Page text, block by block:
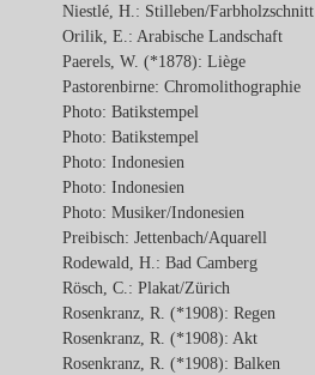
Niestlé, H.: Stilleben/Farbholzschnitt
Orilik, E.: Arabische Landschaft
Paerels, W. (*1878): Liège
Pastorenbirne: Chromolithographie
Photo: Batikstempel
Photo: Batikstempel
Photo: Indonesien
Photo: Indonesien
Photo: Musiker/Indonesien
Preibisch: Jettenbach/Aquarell
Rodewald, H.: Bad Camberg
Rösch, C.: Plakat/Zürich
Rosenkranz, R. (*1908): Regen
Rosenkranz, R. (*1908): Akt
Rosenkranz, R. (*1908): Balken